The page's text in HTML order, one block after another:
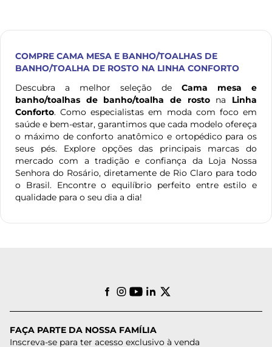
COMPRE CAMA MESA E BANHO/TOALHAS DE
BANHO/TOALHA DE ROSTO NA LINHA CONFORTO
Descubra a melhor seleção de Cama mesa e
banho/toalhas de banho/toalha de rostona Linha
Conforto. Como especialistas em moda com foco em
saúde e bem-estar, garantimos que cada modelo ofereça
o máximo de conforto anatômico e ortopédico para os
seus pés. Explore opções das principais marcas do
mercado com a tradição e confiança da Loja Nossa
Senhora do Rosário, diretamente de Rio Claro para todo
o Brasil. Encontre o equilíbrio perfeito entre estilo e
qualidade para o seu dia a dia!
FAÇA PARTE DA NOSSA FAMÍLIA
Inscreva-se para ter acesso exclusivo à venda